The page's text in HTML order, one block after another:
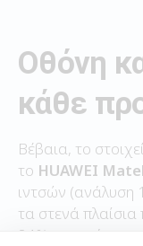
Οθόνη
κάθε
Βέβαια, το
το HUAWEI
ιντσών (ανάλυση
τα στενά
84% για ακόμη